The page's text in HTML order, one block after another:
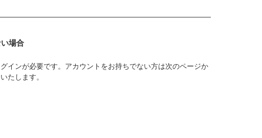
場合
インが必要です。アカウントをお持ちでない方は次のページか
たします。